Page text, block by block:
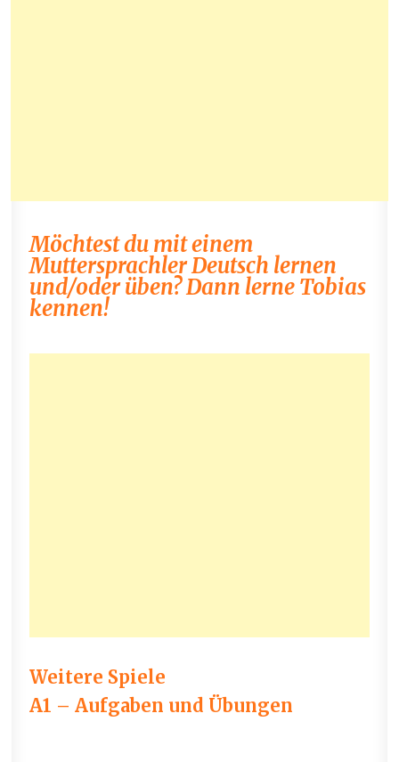
Möchtest du mit einem
Muttersprachler Deutsch lernen
und/oder üben? Dann lerne Tobias
kennen!
Weitere Spiele
A1 – Aufgaben und Übungen